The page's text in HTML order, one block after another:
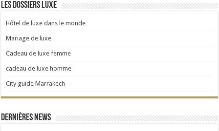
Les dossiers Luxe
Hôtel de luxe dans le monde
Mariage de luxe
Cadeau de luxe femme
cadeau de luxe homme
City guide Marrakech
Dernières news